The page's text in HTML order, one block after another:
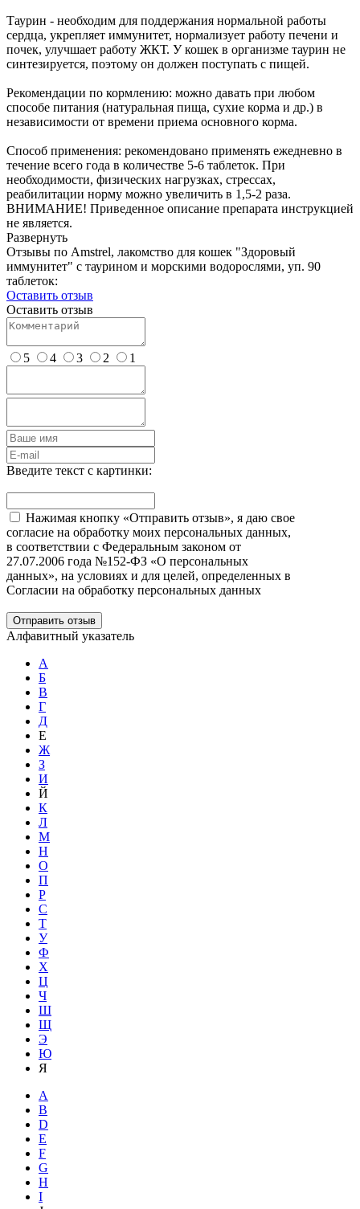
Таурин - необходим для поддержания нормальной работы
сердца, укрепляет иммунитет, нормализует работу печени и
почек, улучшает работу ЖКТ. У кошек в организме таурин не
синтезируется, поэтому он должен поступать с пищей.
Рекомендации по кормлению: можно давать при любом
способе питания (натуральная пища, сухие корма и др.) в
независимости от времени приема основного корма.
Способ применения: рекомендовано применять ежедневно в
течение всего года в количестве 5-6 таблеток. При
необходимости, физических нагрузках, стрессах,
реабилитации норму можно увеличить в 1,5-2 раза.
ВНИМАНИЕ! Приведенное описание препарата инструкцией
не является.
Развернуть
Отзывы по Amstrel, лакомство для кошек "Здоровый
иммунитет" с таурином и морскими водорослями, уп. 90
таблеток:
Оставить отзыв
Оставить отзыв
5 4 3 2 1
Введите текст с картинки:
Нажимая кнопку «Отправить отзыв», я даю свое
согласие на обработку моих персональных данных,
в соответствии с Федеральным законом от
27.07.2006 года №152-ФЗ «О персональных
данных», на условиях и для целей, определенных в
Согласии на обработку персональных данных
Отправить отзыв
Алфавитный указатель
А
Б
В
Г
Д
Е
Ж
З
И
Й
К
Л
М
Н
О
П
Р
С
Т
У
Ф
Х
Ц
Ч
Ш
Щ
Э
Ю
Я
A
B
D
E
F
G
H
I